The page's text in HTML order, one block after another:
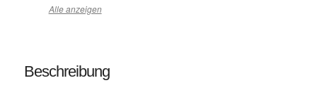
Alle anzeigen
Beschreibung